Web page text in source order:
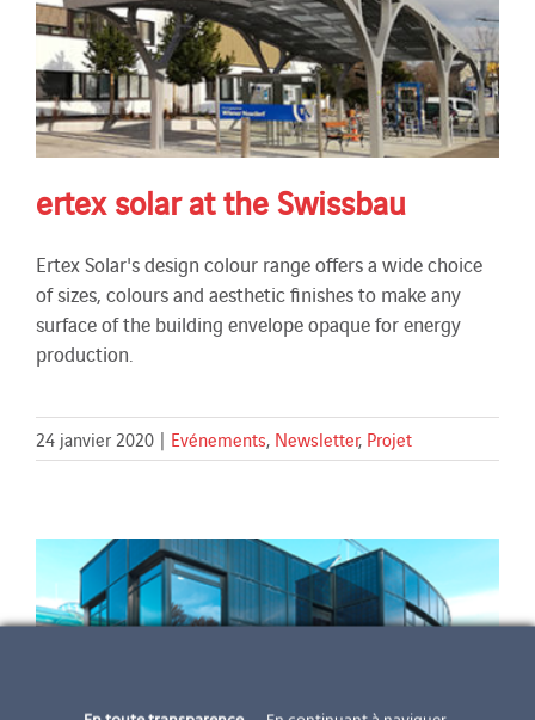
ertex solar at the Swissbau
Ertex Solar's design colour range offers a wide choice
of sizes, colours and aesthetic finishes to make any
surface of the building envelope opaque for energy
production.
24 janvier 2020 | Evénements, Newsletter, Projet